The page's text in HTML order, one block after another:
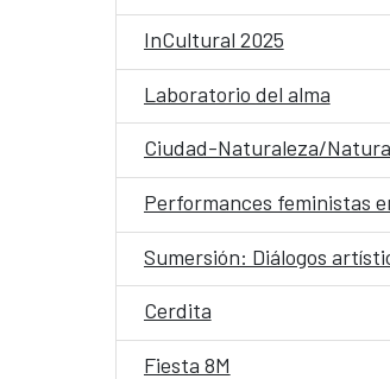
InCultural 2025
Laboratorio del alma
Ciudad-Naturaleza/
Performances feministas
Sumersión: Diálogos
Cerdita
Fiesta 8M